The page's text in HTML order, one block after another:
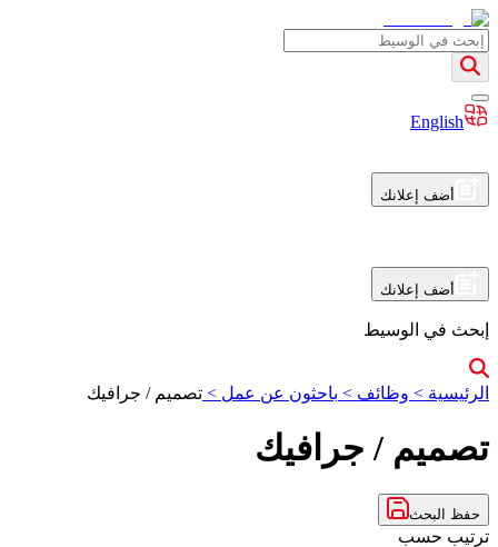
English
أضف إعلانك
أضف إعلانك
إبحث في الوسيط
الرئيسية > وظائف > باحثون عن عمل > تصميم / جرافيك
تصميم / جرافيك
حفظ البحث
ترتيب حسب